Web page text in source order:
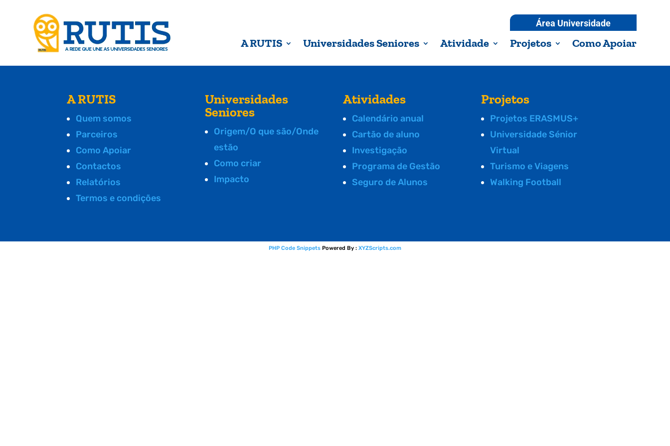
Área Universidade
A RUTIS Universidades Seniores Atividade Projetos Como Apoiar
A RUTIS
Quem somos
Parceiros
Como Apoiar
Contactos
Relatórios
Termos e condições
Universidades
Seniores
Origem/O que são/Onde
estão
Como criar
Impacto
Atividades
Calendário anual
Cartão de aluno
Investigação
Programa de Gestão
Seguro de Alunos
Projetos
Projetos ERASMUS+
Universidade Sénior
Virtual
Turismo e Viagens
Walking Football
PHP Code Snippets Powered By : XYZScripts.com